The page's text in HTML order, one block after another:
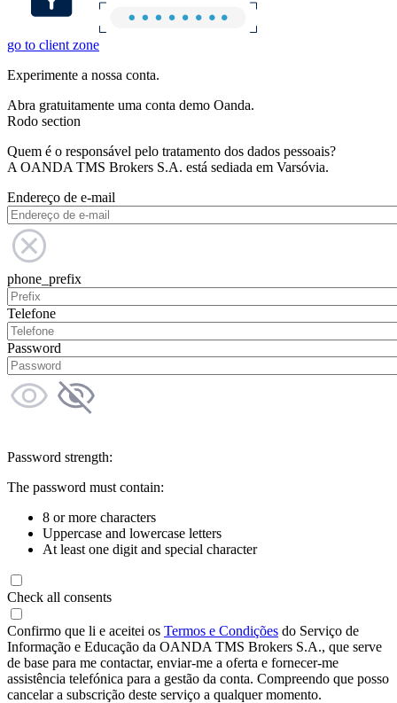
go to client zone
Experimente a nossa conta.
Abra gratuitamente uma conta demo Oanda.
Rodo section
Quem é o responsável pelo tratamento dos dados pessoais?
A OANDA TMS Brokers S.A. está sediada em Varsóvia.
Endereço de e-mail
phone_prefix
Telefone
Password
Password strength:
The password must contain:
8 or more characters
Uppercase and lowercase letters
At least one digit and special character
Check all consents
Confirmo que li e aceitei os Termos e Condições do Serviço de
Informação e Educação da OANDA TMS Brokers S.A., que serve
de base para me contactar, enviar-me a oferta e fornecer-me
assistência telefónica para a gestão da conta. Compreendo que posso
cancelar a subscrição deste serviço a qualquer momento.